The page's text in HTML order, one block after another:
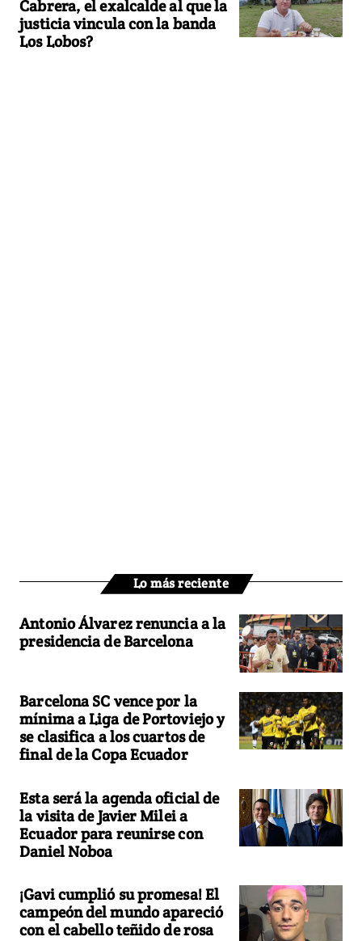
Cabrera, el exalcalde al que la
justicia vincula con la banda
Los Lobos?
Lo más reciente
Antonio Álvarez renuncia a la
presidencia de Barcelona
Barcelona SC vence por la
mínima a Liga de Portoviejo y
se clasifica a los cuartos de
final de la Copa Ecuador
Esta será la agenda oficial de
la visita de Javier Milei a
Ecuador para reunirse con
Daniel Noboa
¡Gavi cumplió su promesa! El
campeón del mundo apareció
con el cabello teñido de rosa